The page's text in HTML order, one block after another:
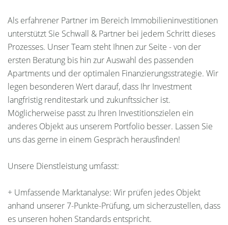
Als erfahrener Partner im Bereich Immobilieninvestitionen
unterstützt Sie Schwall & Partner bei jedem Schritt dieses
Prozesses. Unser Team steht Ihnen zur Seite - von der
ersten Beratung bis hin zur Auswahl des passenden
Apartments und der optimalen Finanzierungsstrategie. Wir
legen besonderen Wert darauf, dass Ihr Investment
langfristig renditestark und zukunftssicher ist.
Möglicherweise passt zu Ihren Investitionszielen ein
anderes Objekt aus unserem Portfolio besser. Lassen Sie
uns das gerne in einem Gespräch herausfinden!
Unsere Dienstleistung umfasst:
+ Umfassende Marktanalyse: Wir prüfen jedes Objekt
anhand unserer 7-Punkte-Prüfung, um sicherzustellen, dass
es unseren hohen Standards entspricht.